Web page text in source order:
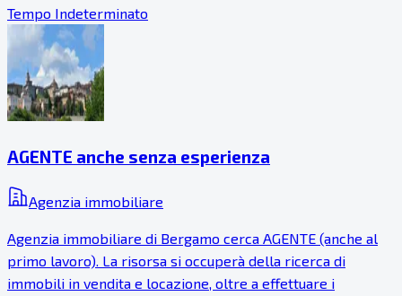
Tempo Indeterminato
AGENTE anche senza esperienza
Agenzia immobiliare
Agenzia immobiliare di Bergamo cerca AGENTE (anche al
primo lavoro). La risorsa si occuperà della ricerca di
immobili in vendita e locazione, oltre a effettuare i